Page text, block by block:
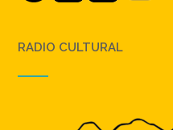
RADIO CULTURAL